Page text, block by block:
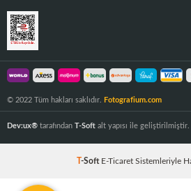
© 2022 Tüm hakları saklıdır. Fotografium.com
Dev:ux® tarafından T-Soft alt yapısı ile geliştirilmiştir.
T-Soft E-Ticaret Sistemleriyle